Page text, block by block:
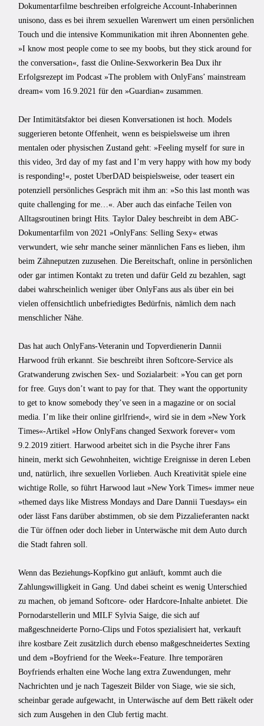
Dokumentarfilme beschreiben erfolgreiche Account-Inhaberinnen
unisono, dass es bei ihrem sexuellen Warenwert um einen persönlichen
Touch und die intensive Kommunikation mit ihren Abonnenten gehe.
»I know most people come to see my boobs, but they stick around for
the conversation«, fasst die Online-Sexworkerin Bea Dux ihr
Erfolgsrezept im Podcast »The problem with OnlyFans’ mainstream
dream« vom 16.9.2021 für den »Guardian« zusammen.
Der Intimitätsfaktor bei diesen Konversationen ist hoch. Models
suggerieren betonte Offenheit, wenn es beispielsweise um ihren
mentalen oder physischen Zustand geht: »Feeling myself for sure in
this video, 3rd day of my fast and I’m very happy with how my body
is responding!«, postet UberDAD beispielsweise, oder teasert ein
potenziell persönliches Gespräch mit ihm an: »So this last month was
quite challenging for me…«. Aber auch das einfache Teilen von
Alltagsroutinen bringt Hits. Taylor Daley beschreibt in dem ABC-
Dokumentarfilm von 2021 »OnlyFans: Selling Sexy« etwas
verwundert, wie sehr manche seiner männlichen Fans es lieben, ihm
beim Zähneputzen zuzusehen. Die Bereitschaft, online in persönlichen
oder gar intimen Kontakt zu treten und dafür Geld zu bezahlen, sagt
dabei wahrscheinlich weniger über OnlyFans aus als über ein bei
vielen offensichtlich unbefriedigtes Bedürfnis, nämlich dem nach
menschlicher Nähe.
Das hat auch OnlyFans-Veteranin und Topverdienerin Dannii
Harwood früh erkannt. Sie beschreibt ihren Softcore-Service als
Gratwanderung zwischen Sex- und Sozialarbeit: »You can get porn
for free. Guys don’t want to pay for that. They want the opportunity
to get to know somebody they’ve seen in a magazine or on social
media. I’m like their online girlfriend«, wird sie in dem »New York
Times«-Artikel »How OnlyFans changed Sexwork forever« vom
9.2.2019 zitiert. Harwood arbeitet sich in die Psyche ihrer Fans
hinein, merkt sich Gewohnheiten, wichtige Ereignisse in deren Leben
und, natürlich, ihre sexuellen Vorlieben. Auch Kreativität spiele eine
wichtige Rolle, so führt Harwood laut »New York Times« immer neue
»themed days like Mistress Mondays and Dare Dannii Tuesdays« ein
oder lässt Fans darüber abstimmen, ob sie dem Pizzalieferanten nackt
die Tür öffnen oder doch lieber in Unterwäsche mit dem Auto durch
die Stadt fahren soll.
Wenn das Beziehungs-Kopfkino gut anläuft, kommt auch die
Zahlungswilligkeit in Gang. Und dabei scheint es wenig Unterschied
zu machen, ob jemand Softcore- oder Hardcore-Inhalte anbietet. Die
Pornodarstellerin und MILF Sylvia Saige, die sich auf
maßgeschneiderte Porno-Clips und Fotos spezialisiert hat, verkauft
ihre kostbare Zeit zusätzlich durch ebenso maßgeschneidertes Sexting
und dem »Boyfriend for the Week«-Feature. Ihre temporären
Boyfriends erhalten eine Woche lang extra Zuwendungen, mehr
Nachrichten und je nach Tageszeit Bilder von Siage, wie sie sich,
scheinbar gerade aufgewacht, in Unterwäsche auf dem Bett räkelt oder
sich zum Ausgehen in den Club fertig macht.